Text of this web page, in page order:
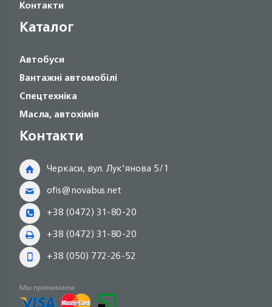
Контакти
Каталог
Автобуси
Вантажні автомобілі
Спецтехніка
Масла, автохімія
Контакти
Черкаси, вул. Лук'янова 5/1
ofis@novabus.net
+38 (0472) 31-80-20
+38 (0472) 31-80-20
+38 (050) 772-26-52
Мы принимаем